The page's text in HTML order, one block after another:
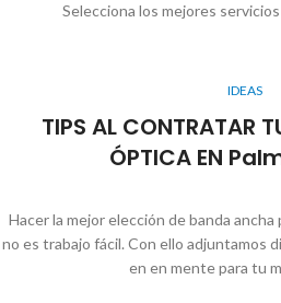
Selecciona los mejores
IDEAS
TIPS AL CONTRATAR
ÓPTICA EN
Hacer la mejor elección de banda
no es trabajo fácil. Con ello adjuntamos
en en mente para tu